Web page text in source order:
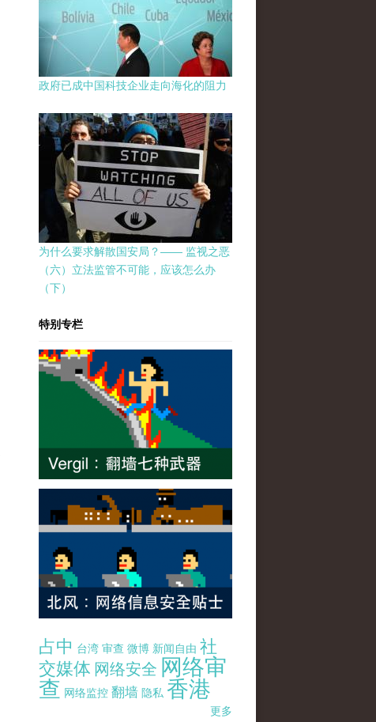
政府已成中国科技企业走向海化的阻力
为什么要求解散国安局？—— 监视之恶
（六）立法监管不可能，应该怎么办
（下）
特别专栏
占中 台湾 审查 微博 新闻自由 社
交媒体 网络安全 网络审
查 网络监控 翻墙 隐私 香港
更多